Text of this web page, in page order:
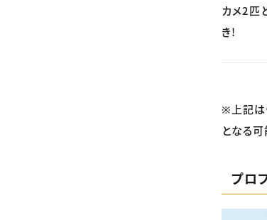
カメ2匹
き!
※上記は
となる可
プロ